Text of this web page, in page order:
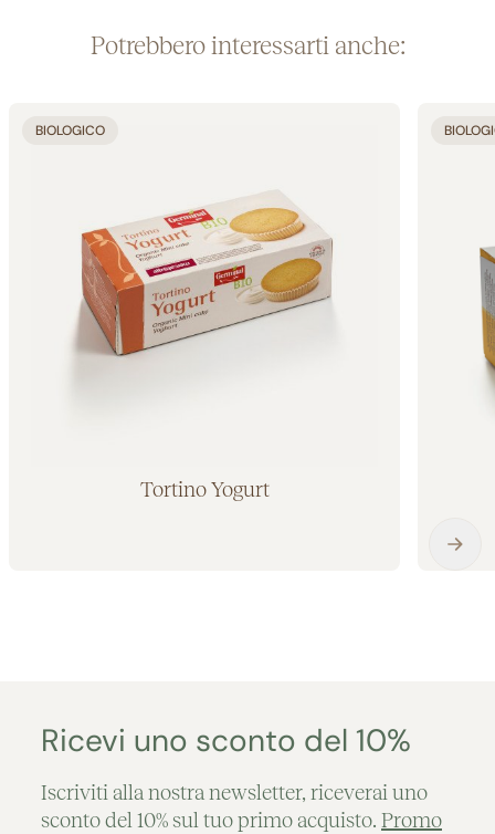
Potrebbero interessarti anche:
BIOLOGICO
Tortino Yogurt
Ricevi uno sconto del 10%
Iscriviti alla nostra newsletter, riceverai uno
sconto del 10% sul tuo primo acquisto. Promo